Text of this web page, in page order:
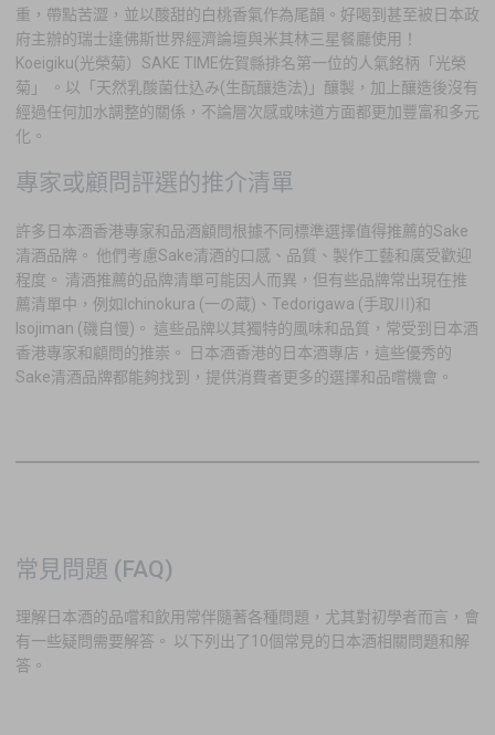
重，帶點苦澀，並以酸甜的白桃香氣作為尾韻。好喝到甚至被日本政
府主辦的瑞士達佛斯世界經濟論壇與米其林三星餐廳使用！
Koeigiku(光榮菊）SAKE TIME佐賀縣排名第一位的人氣銘柄「光榮
菊」 。以「天然乳酸菌仕込み(生酛釀造法)」釀製，加上釀造後沒有
經過任何加水調整的關係，不論層次感或味道方面都更加豐富和多元
化。
專家或顧問評選的推介清單
許多日本酒香港專家和品酒顧問根據不同標準選擇值得推薦的Sake
清酒品牌。 他們考慮Sake清酒的口感、品質、製作工藝和廣受歡迎
程度。 清酒推薦的品牌清單可能因人而異，但有些品牌常出現在推
薦清單中，例如Ichinokura (一の蔵)、Tedorigawa (手取川)和
Isojiman (磯自慢)。 這些品牌以其獨特的風味和品質，常受到日本酒
香港專家和顧問的推崇。 日本酒香港的日本酒專店，這些優秀的
Sake清酒品牌都能夠找到，提供消費者更多的選擇和品嚐機會。
常見問題 (FAQ)
理解日本酒的品嚐和飲用常伴隨著各種問題，尤其對初學者而言，會
有一些疑問需要解答。 以下列出了10個常見的日本酒相關問題和解
答。